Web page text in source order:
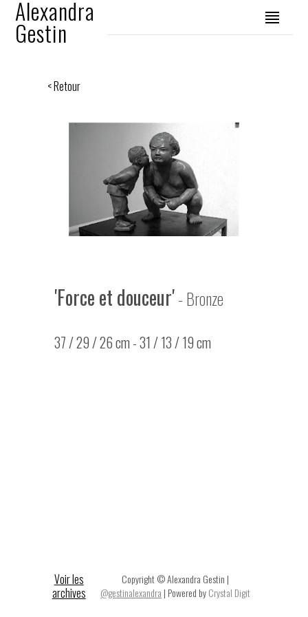
Alexandra
Gestin
< Retour
'Force et douceur'- Bronze
37 / 29 / 26 cm - 31 / 13 / 19 cm
Voir les
archives
Copyright © Alexandra Gestin |
@gestinalexandra | Powered byCrystal Digit